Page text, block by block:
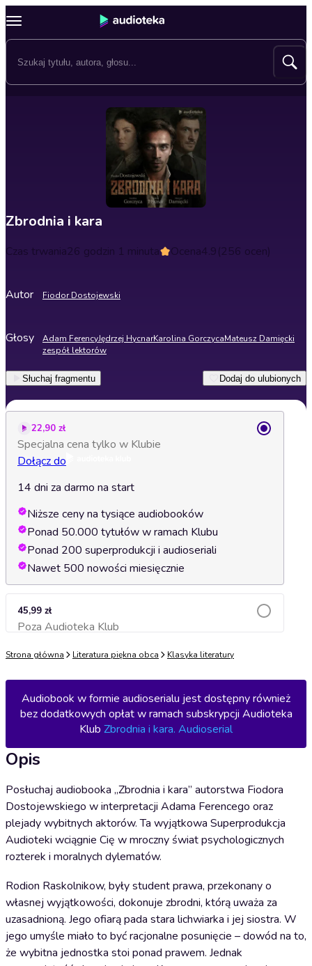
Zbrodnia i kara
Czas trwania26 godzin 1 minuta Ocena4.9(256 ocen)
Autor Fiodor Dostojewski
Głosy Adam FerencyJędrzej HycnarKarolina GorczycaMateusz Damięcki
zespół lektorów
Słuchaj fragmentu Dodaj do ulubionych
22,90 zł
Specjalna cena tylko w Klubie
Dołącz do
14 dni za darmo na start
Niższe ceny na tysiące audiobooków
Ponad 50.000 tytułów w ramach Klubu
Ponad 200 superprodukcji i audioseriali
Nawet 500 nowości miesięcznie
45,99 zł
Poza Audioteka KlubDodaj do koszyka
Strona główna Literatura piękna obca Klasyka literatury
Audiobook w formie audioserialu jest dostępny również
bez dodatkowych opłat w ramach subskrypcji Audioteka
Klub Zbrodnia i kara. Audioserial
Opis
Posłuchaj audiobooka „Zbrodnia i kara” autorstwa Fiodora
Dostojewskiego w interpretacji Adama Ferencego oraz
plejady wybitnych aktorów. Ta wyjątkowa Superprodukcja
Audioteki wciągnie Cię w mroczny świat psychologicznych
rozterek i moralnych dylematów.
Rodion Raskolnikow, były student prawa, przekonany o
własnej wyjątkowości, dokonuje zbrodni, którą uważa za
uzasadnioną. Jego ofiarą pada stara lichwiarka i jej siostra. W
jego umyśle miało to być racjonalne posunięcie – dowód na to,
że wybitna jednostka stoi ponad prawem. Jednak